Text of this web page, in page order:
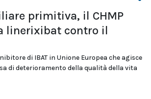
primitiva, il CHMP
linerixibat contro il
di IBAT in Unione Europea che agisce
di deterioramento della qualità della vita